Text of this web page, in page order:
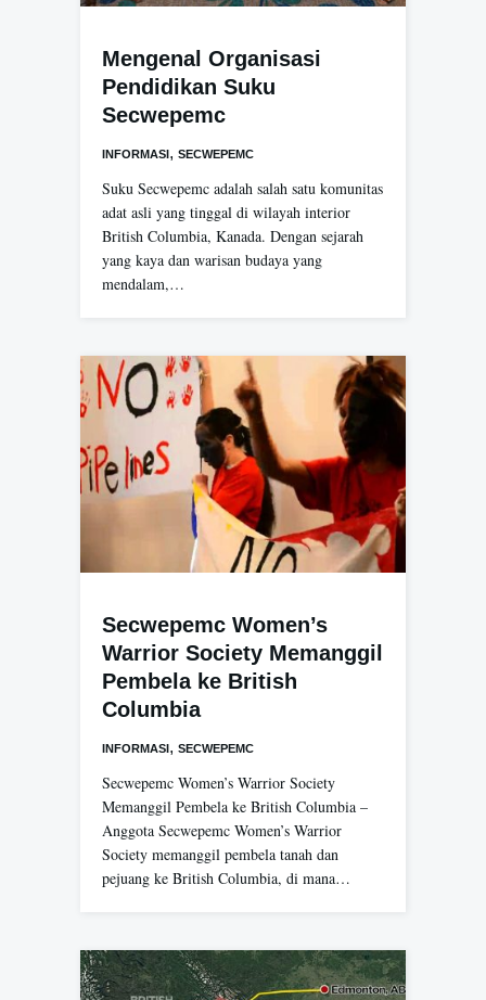
Mengenal Organisasi
Pendidikan Suku
Secwepemc
INFORMASI, SECWEPEMC
Suku Secwepemc adalah salah satu komunitas
adat asli yang tinggal di wilayah interior
British Columbia, Kanada. Dengan sejarah
yang kaya dan warisan budaya yang
mendalam,…
Secwepemc Women’s
Warrior Society Memanggil
Pembela ke British
Columbia
INFORMASI, SECWEPEMC
Secwepemc Women’s Warrior Society
Memanggil Pembela ke British Columbia –
Anggota Secwepemc Women’s Warrior
Society memanggil pembela tanah dan
pejuang ke British Columbia, di mana…